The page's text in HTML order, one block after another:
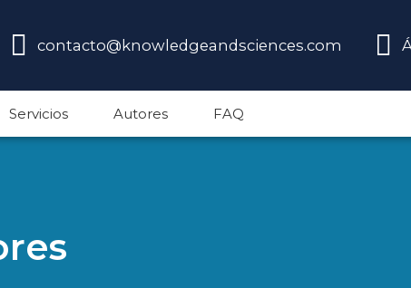
contacto@knowledgeandsciences.com
Servicios Autores FAQ